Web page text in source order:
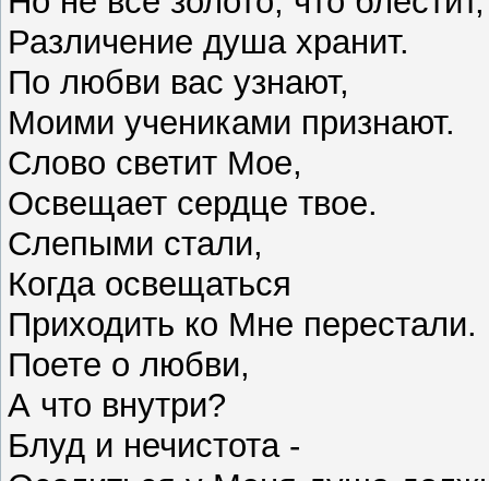
Различение душа хранит.
По любви вас узнают,
Моими учениками признают.
Слово светит Мое,
Освещает сердце твое.
Слепыми стали,
Когда освещаться
Приходить ко Мне перестали.
Поете о любви,
А что внутри?
Блуд и нечистота -